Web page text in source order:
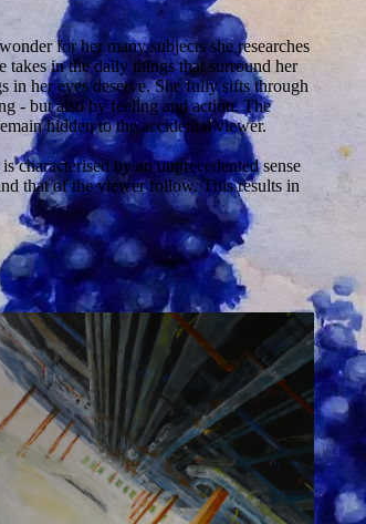
for her many subjects she researches
takes in the daily things that surround her
in her eyes deserve. She fully sifts through
- but also by feeling and action. The
hidden to the accidental viewer.
characterised by an unprecedented sense
that of the viewer follow. This results in